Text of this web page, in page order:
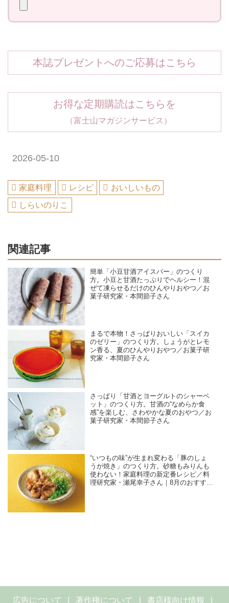
本誌プレゼントへのご応募はこちら
お得な定期購読はこちらを
（富士山マガジンサービス）
2026-05-10
家庭料理 レシピ
おいしいもの
しらいのりこ
関連記事
簡単「小豆甘酒アイスバー」のつくり
方。小豆と甘酒たっぷりでヘルシー！混
ぜて凍らせるだけのひんやりおやつ／お
菓子研究家・本間節子さん
まるで本物！さっぱりおいしい「スイカ
のゼリー」のつくり方。しょうがとレモ
ン香る、夏のひんやりおやつ／お菓子研
究家・本間節子さん
さっぱり「甘酒とヨーグルトのシャーベ
ット」のつくり方。甘酒の“なめらか食
感”を楽しむ、さわやかな夏のおやつ／お
菓子研究家・本間節子さん
“いつもの味”が生まれ変わる「豚のしょ
うが焼き」のつくり方。砂糖もみりんも
使わない！家庭料理の新定番レシピ／料
理研究家・瀬尾幸子さん｜8月のおすすめ
広告について 著作権について 書店様向け情報